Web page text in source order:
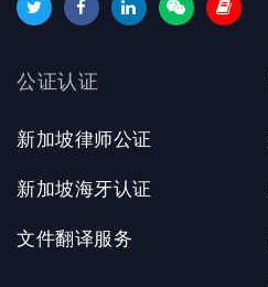
公证认证
新加坡律师公证
新加坡海牙认证
文件翻译服务